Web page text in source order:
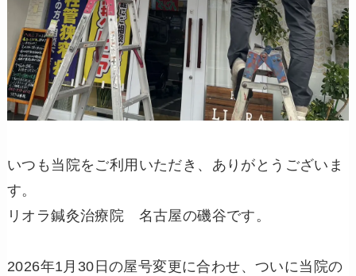
いつも当院をご利用いただき、ありがとうございま
す。
リオラ鍼灸治療院 名古屋の磯谷です。
2026年1月30日の屋号変更に合わせ、ついに当院の